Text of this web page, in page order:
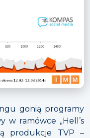
gonią programy
w ramówce „Hell’s
produkcje TVP –